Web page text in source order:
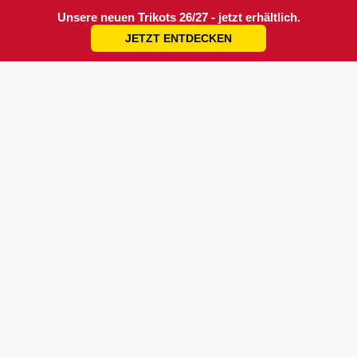
Unsere neuen Trikots 26/27 - jetzt erhältlich.
JETZT ENTDECKEN